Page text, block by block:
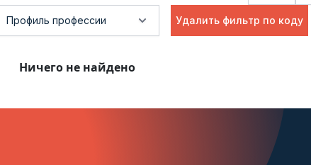
Удалить фильтр по коду
Ничего не найдено